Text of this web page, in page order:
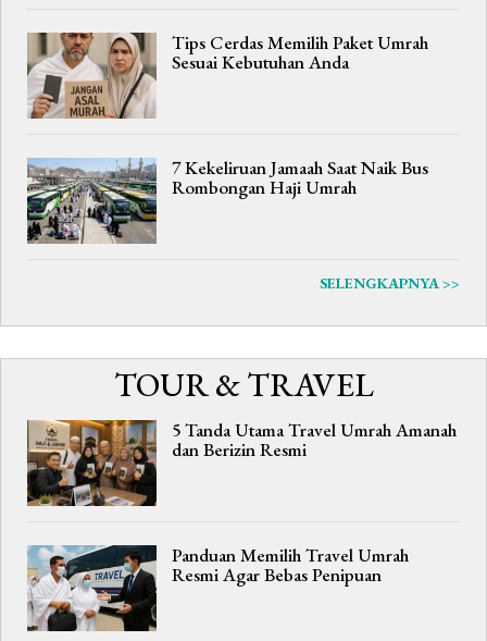
Tips Cerdas Memilih Paket Umrah
Sesuai Kebutuhan Anda
7 Kekeliruan Jamaah Saat Naik Bus
Rombongan Haji Umrah
SELENGKAPNYA >>
TOUR & TRAVEL
5 Tanda Utama Travel Umrah Amanah
dan Berizin Resmi
Panduan Memilih Travel Umrah
Resmi Agar Bebas Penipuan